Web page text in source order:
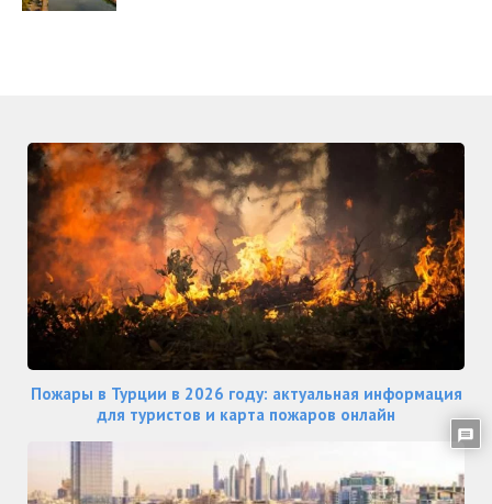
Пожары в Турции в 2026 году: актуальная информация
для туристов и карта пожаров онлайн